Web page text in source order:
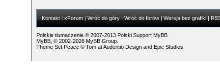
Kontakt| xForum| Wróć do góry| Wróć do forów| Wersja bez grafiki|
Polskie tłumaczenie © 2007-2013 Polski Support MyBB
MyBB, © 2002-2026 MyBB Group.
Theme Set Peace © TomatAudentio Designand Epic Studios